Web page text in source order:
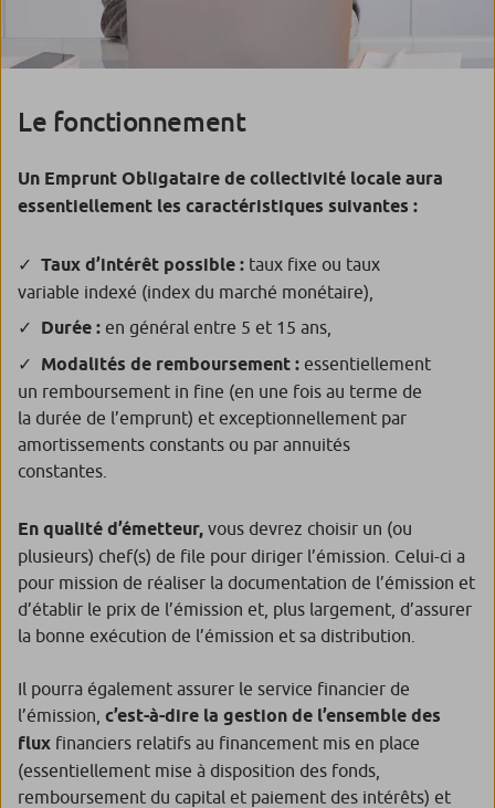
Le fonctionnement
Un Emprunt Obligataire de collectivité locale aura
essentiellement les caractéristiques suivantes :
Taux d’intérêt possible : taux fixe ou taux
variable indexé (index du marché monétaire),
Durée : en général entre 5 et 15 ans,
Modalités de remboursement : essentiellement
un remboursement in fine (en une fois au terme de
la durée de l’emprunt) et exceptionnellement par
amortissements constants ou par annuités
constantes.
En qualité d’émetteur, vous devrez choisir un (ou
plusieurs) chef(s) de file pour diriger l’émission. Celui-ci a
pour mission de réaliser la documentation de l’émission et
d’établir le prix de l’émission et, plus largement, d’assurer
la bonne exécution de l’émission et sa distribution.
Il pourra également assurer le service financier de
l’émission, c’est-à-dire la gestion de l’ensemble des
flux financiers relatifs au financement mis en place
(essentiellement mise à disposition des fonds,
remboursement du capital et paiement des intérêts) et